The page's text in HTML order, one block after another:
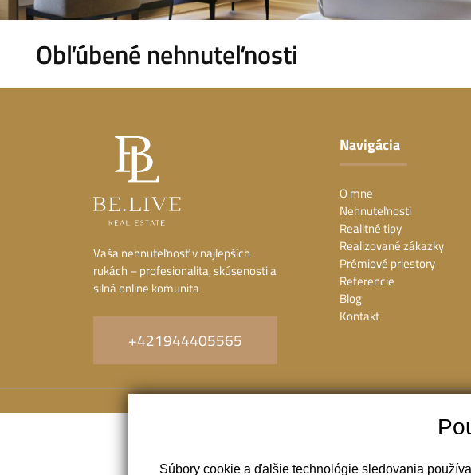
Obľúbené nehnuteľnosti
Vaša nehnuteľnosť v najlepších
rukách – profesionalita, skúsenosti a
silná online komunita
+421944405565
Navigácia
O mne
Nehnuteľnosti
Realitné tipy
Realizované zákazky
Prémiové priestory
Referencie
Blog
Kontakt
Súbory cookie a ďalšie technológie sledovania